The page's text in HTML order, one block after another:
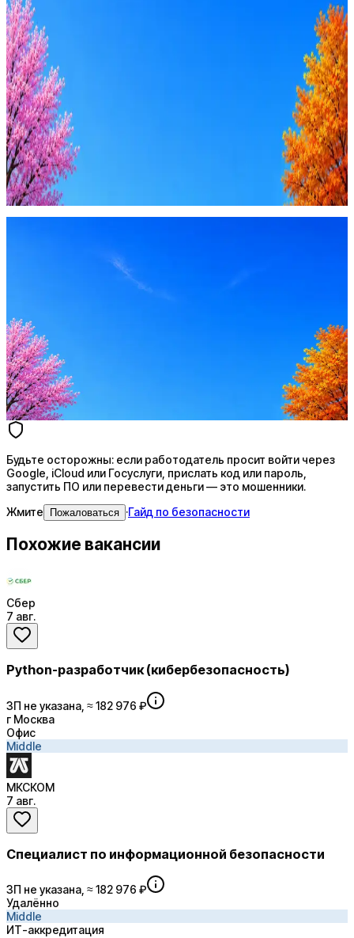
Будьте осторожны: если работодатель просит войти через
Google, iCloud или Госуслуги, прислать код или пароль,
запустить ПО или перевести деньги — это мошенники.
Жмите Пожаловаться
Стратегия поиска с AI: рынки, позиции, вилка, каналы
Будьте осторожны: если работодатель просит войти через
Google, iCloud или Госуслуги, прислать код или пароль,
запустить ПО или перевести деньги — это мошенники.
Жмите
Пожаловаться ·Гайд по безопасности
Похожие вакансии
Сбер
7 авг.
Python-разработчик (кибербезопасность)
ЗП не указана, ≈ 182 976 ₽
г Москва
Офис
Middle
МКСКОМ
7 авг.
Специалист по информационной безопасности
ЗП не указана, ≈ 182 976 ₽
Удалённо
Middle
ИТ-аккредитация